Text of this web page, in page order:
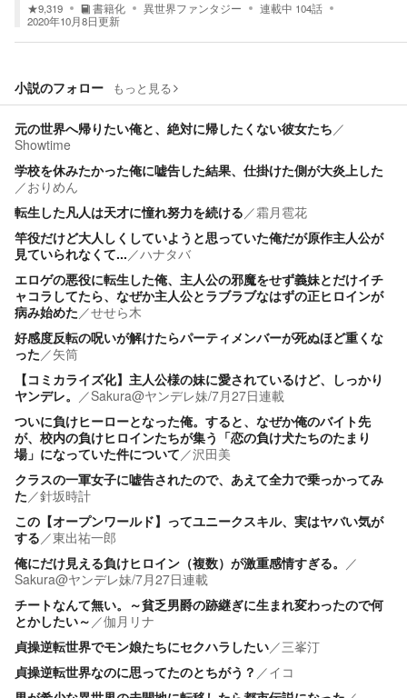
★9,319 書籍化 異世界ファンタジー 連載中 104話
2020年10月8日更新
小説のフォロー もっと見る
元の世界へ帰りたい俺と、絶対に帰したくない彼女たち／
Showtime
学校を休みたかった俺に嘘告した結果、仕掛けた側が大炎上した
／おりめん
転生した凡人は天才に憧れ努力を続ける／霜月雹花
竿役だけど大人しくしていようと思っていた俺だが原作主人公が
見ていられなくて...／ハナタバ
エロゲの悪役に転生した俺、主人公の邪魔をせず義妹とだけイチ
ャコラしてたら、なぜか主人公とラブラブなはずの正ヒロインが
病み始めた／せせら木
好感度反転の呪いが解けたらパーティメンバーが死ぬほど重くな
った／矢筒
【コミカライズ化】主人公様の妹に愛されているけど、しっかり
ヤンデレ。 ／Sakura@ヤンデレ妹/7月27日連載
ついに負けヒーローとなった俺。すると、なぜか俺のバイト先
が、校内の負けヒロインたちが集う「恋の負け犬たちのたまり
場」になっていた件について／沢田美
クラスの一軍女子に嘘告されたので、あえて全力で乗っかってみ
た／針坂時計
この【オープンワールド】ってユニークスキル、実はヤバい気が
する／東出祐一郎
俺にだけ見える負けヒロイン（複数）が激重感情すぎる。 ／
Sakura@ヤンデレ妹/7月27日連載
チートなんて無い。～貧乏男爵の跡継ぎに生まれ変わったので何
とかしたい～ ／伽月リナ
貞操逆転世界でモン娘たちにセクハラしたい／三峯汀
貞操逆転世界なのに思ってたのとちがう？ ／イコ